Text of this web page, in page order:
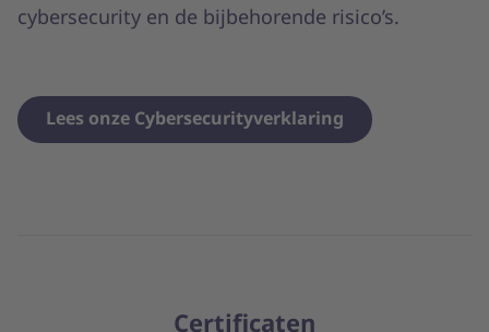
cybersecurity en de bijbehorende risico’s.
Lees onze Cybersecurityverklaring
Certificaten